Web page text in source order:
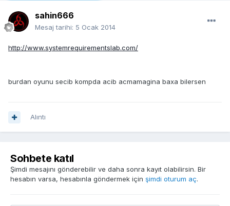
sahin666
Mesaj tarihi: 5 Ocak 2014
http://www.systemrequirementslab.com/
burdan oyunu secib kompda acib acmamagina baxa bilersen
Alıntı
Sohbete katıl
Şimdi mesajını gönderebilir ve daha sonra kayıt olabilirsin. Bir
hesabın varsa, hesabınla göndermek için şimdi oturum aç.